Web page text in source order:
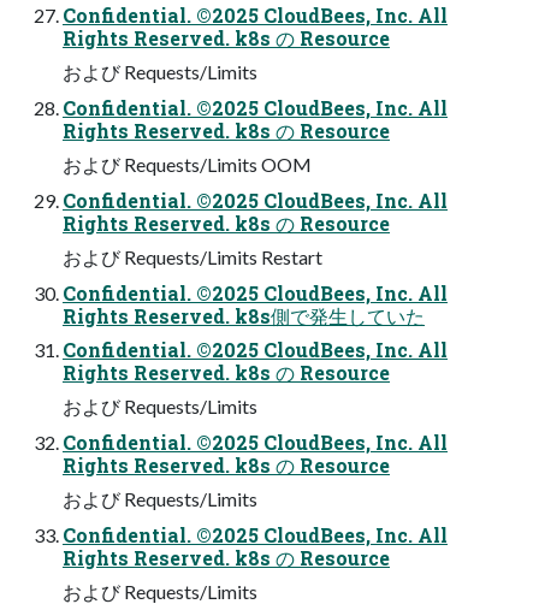
Confidential. ©2025 CloudBees, Inc. All
Rights Reserved. k8s の Resource
および Requests/Limits
Confidential. ©2025 CloudBees, Inc. All
Rights Reserved. k8s の Resource
および Requests/Limits OOM
Confidential. ©2025 CloudBees, Inc. All
Rights Reserved. k8s の Resource
および Requests/Limits Restart
Confidential. ©2025 CloudBees, Inc. All
Rights Reserved. k8s側で発生していた
Confidential. ©2025 CloudBees, Inc. All
Rights Reserved. k8s の Resource
および Requests/Limits
Confidential. ©2025 CloudBees, Inc. All
Rights Reserved. k8s の Resource
および Requests/Limits
Confidential. ©2025 CloudBees, Inc. All
Rights Reserved. k8s の Resource
および Requests/Limits